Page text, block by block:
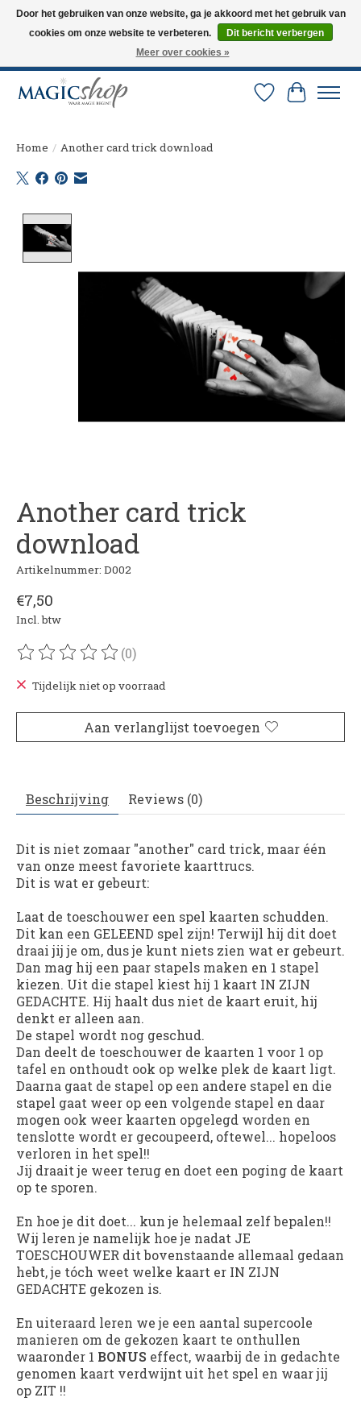
Altijd de nieuwste trucs op voorraad. Snelle verzending via PostNL en DHL.
Langskomen in onze winkel? Bel of mail om een afspraak te maken. 0251-
Verlanglijst
Home / Another card trick download
Another card trick
download
Artikelnummer: D002
€7,50
Incl. btw
De beoordeling van dit product is
(0)
Tijdelijk niet op voorraad
Aan verlanglijst toevoegen
Beschrijving Reviews (0)
Dit is niet zomaar "another" card trick, maar één
van onze meest favoriete kaarttrucs.
Dit is wat er gebeurt:
Laat de toeschouwer een spel kaarten schudden.
Dit kan een GELEEND spel zijn! Terwijl hij dit doet
draai jij je om, dus je kunt niets zien wat er gebeurt.
Dan mag hij een paar stapels maken en 1 stapel
kiezen. Uit die stapel kiest hij 1 kaart IN ZIJN
GEDACHTE. Hij haalt dus niet de kaart eruit, hij
denkt er alleen aan.
De stapel wordt nog geschud.
Dan deelt de toeschouwer de kaarten 1 voor 1 op
tafel en onthoudt ook op welke plek de kaart ligt.
Daarna gaat de stapel op een andere stapel en die
stapel gaat weer op een volgende stapel en daar
mogen ook weer kaarten opgelegd worden en
tenslotte wordt er gecoupeerd, oftewel... hopeloos
verloren in het spel!!
Jij draait je weer terug en doet een poging de kaart
op te sporen.
En hoe je dit doet... kun je helemaal zelf bepalen!!
Wij leren je namelijk hoe je nadat JE
TOESCHOUWER dit bovenstaande allemaal gedaan
hebt, je tóch weet welke kaart er IN ZIJN
GEDACHTE gekozen is.
En uiteraard leren we je een aantal supercoole
manieren om de gekozen kaart te onthullen
waaronder 1 BONUS effect, waarbij de in gedachte
genomen kaart verdwijnt uit het spel en waar jij
op ZIT !!
Door het gebruiken van onze website, ga je akkoord met het gebruik van
cookies om onze website te verbeteren.
Dit bericht verbergen
Meer over cookies »